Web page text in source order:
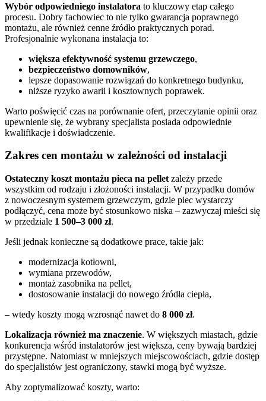
Wybór odpowiedniego instalatora to kluczowy etap całego
procesu. Dobry fachowiec to nie tylko gwarancja poprawnego
montażu, ale również cenne źródło praktycznych porad.
Profesjonalnie wykonana instalacja to:
większa efektywność systemu grzewczego,
bezpieczeństwo domowników,
lepsze dopasowanie rozwiązań do konkretnego budynku,
niższe ryzyko awarii i kosztownych poprawek.
Warto poświęcić czas na porównanie ofert, przeczytanie opinii oraz
upewnienie się, że wybrany specjalista posiada odpowiednie
kwalifikacje i doświadczenie.
Zakres cen montażu w zależności od instalacji
Ostateczny koszt montażu pieca na pellet zależy przede
wszystkim od rodzaju i złożoności instalacji. W przypadku domów
z nowoczesnym systemem grzewczym, gdzie piec wystarczy
podłączyć, cena może być stosunkowo niska – zazwyczaj mieści się
w przedziale 1 500–3 000 zł.
Jeśli jednak konieczne są dodatkowe prace, takie jak:
modernizacja kotłowni,
wymiana przewodów,
montaż zasobnika na pellet,
dostosowanie instalacji do nowego źródła ciepła,
– wtedy koszty mogą wzrosnąć nawet do 8 000 zł.
Lokalizacja również ma znaczenie. W większych miastach, gdzie
konkurencja wśród instalatorów jest większa, ceny bywają bardziej
przystępne. Natomiast w mniejszych miejscowościach, gdzie dostęp
do specjalistów jest ograniczony, stawki mogą być wyższe.
Aby zoptymalizować koszty, warto: